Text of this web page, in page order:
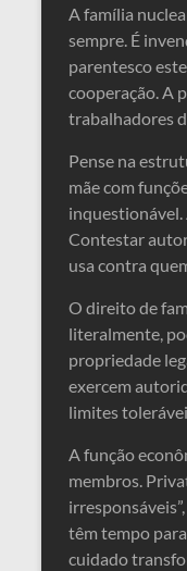
A família
sempre. É
parentesco
cooperação. A
trabalhadores
Pense na
mãe com
inquestionável.
Contestar
usa contra
O direito de
literalmente,
propriedade
exercem
limites
A função
membros.
têm tempo
cuidado